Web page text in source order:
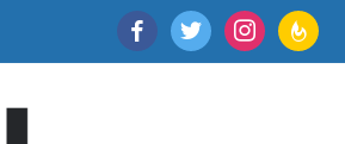
facebooktwitter instagram